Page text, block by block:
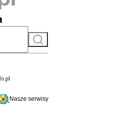
Szukaj
się w nowej karcie
otwiera się w nowej karcie
Nasze serwisy